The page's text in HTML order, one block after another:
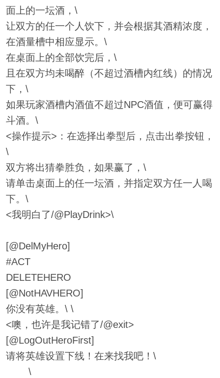
面上的一坛酒，\
让双方的任一个人饮下，并会根据其酒精浓度，
在酒量槽中相应显示。\
在桌面上的全部饮完后，\
且在双方均未喝醉（不超过酒槽内红线）的情况
下，\
如果玩家酒槽内酒值不超过NPC酒值，便可赢得
斗酒。\
<操作提示>：在选择出拳型后，点击出拳按钮，
\
双方将出猜拳胜负，如果赢了，\
请单击桌面上的任一坛酒，并指定双方任一人喝
下。\
<我明白了/@PlayDrink>\
[@DelMyHero]
#ACT
DELETEHERO
[@NotHAVHERO]
你没有英雄。\ \
<噢，也许是我记错了/@exit>
[@LogOutHeroFirst]
请将英雄设置下线！在来找我吧！\
\